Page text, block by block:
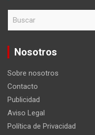
c
Nosotros
Sobre nosotros
Contacto
Publicidad
Aviso Legal
Política de Privacidad